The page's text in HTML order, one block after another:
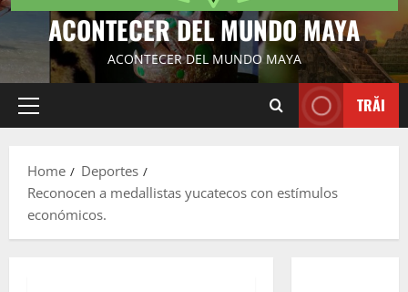
ACONTECER DEL MUNDO MAYA
ACONTECER DEL MUNDO MAYA
Primary
TRĂI
Home
Deportes
Reconocen a medallistas yucatecos con estímulos
económicos.